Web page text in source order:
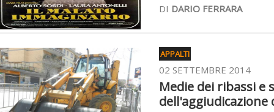
DI DARIO FERRARA
APPALTI
02 SETTEMBRE 2014
Medie dei ribassi e
dell'aggiudicazione